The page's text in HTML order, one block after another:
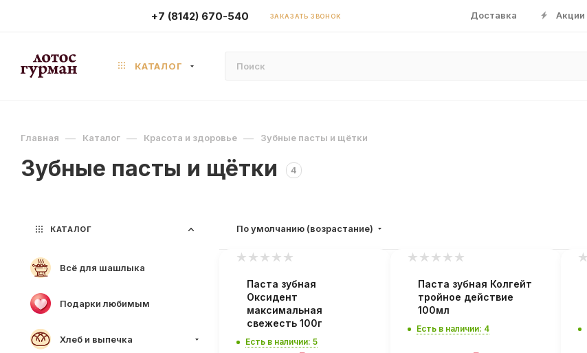
+7 (8142) 670-540 ЗАКАЗАТЬ ЗВОНОК Доставка Акции
КАТАЛОГ
Главная — Каталог — Красота и здоровье — Зубные пасты и щётки
Зубные пасты и щётки 4
По умолчанию (возрастание)
Паста зубная
Оксидент
максимальная
свежесть 100г
Есть в наличии: 5
Паста зубная Колгейт
тройное действие
100мл
Есть в наличии: 4
КАТАЛОГ
Всё для шашлыка
Подарки любимым
Хлеб и выпечка